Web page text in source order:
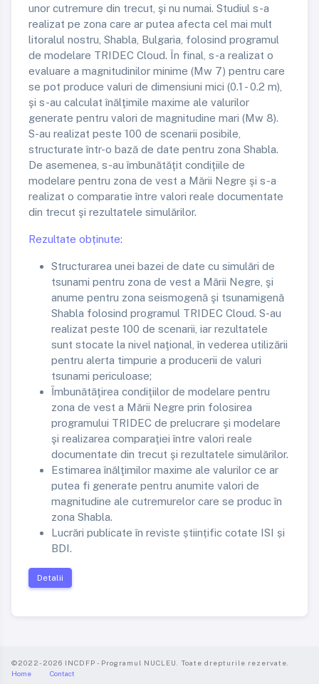
unor cutremure din trecut, şi nu numai. Studiul s-a
realizat pe zona care ar putea afecta cel mai mult
litoralul nostru, Shabla, Bulgaria, folosind programul
de modelare TRIDEC Cloud. În final, s-a realizat o
evaluare a magnitudinilor minime (Mw 7) pentru care
se pot produce valuri de dimensiuni mici (0.1 - 0.2 m),
şi s-au calculat înălţimile maxime ale valurilor
generate pentru valori de magnitudine mari (Mw 8).
S-au realizat peste 100 de scenarii posibile,
structurate într-o bază de date pentru zona Shabla.
De asemenea, s-au îmbunătăţit condiţiile de
modelare pentru zona de vest a Mării Negre şi s-a
realizat o comparatie între valori reale documentate
din trecut şi rezultatele simulărilor.
Rezultate obținute:
Structurarea unei bazei de date cu simulări de
tsunami pentru zona de vest a Mării Negre, şi
anume pentru zona seismogenă şi tsunamigenă
Shabla folosind programul TRIDEC Cloud. S-au
realizat peste 100 de scenarii, iar rezultatele
sunt stocate la nivel naţional, în vederea utilizării
pentru alerta timpurie a producerii de valuri
tsunami periculoase;
Ȋmbunătăţirea condiţiilor de modelare pentru
zona de vest a Mării Negre prin folosirea
programului TRIDEC de prelucrare şi modelare
şi realizarea comparaţiei între valori reale
documentate din trecut şi rezultatele simulărilor.
Estimarea înălţimilor maxime ale valurilor ce ar
putea fi generate pentru anumite valori de
magnitudine ale cutremurelor care se produc în
zona Shabla.
Lucrări publicate în reviste științific cotate ISI și
BDI.
Detalii
©2022-2026 INCDFP - Programul NUCLEU. Toate drepturile rezervate.
Home
Contact